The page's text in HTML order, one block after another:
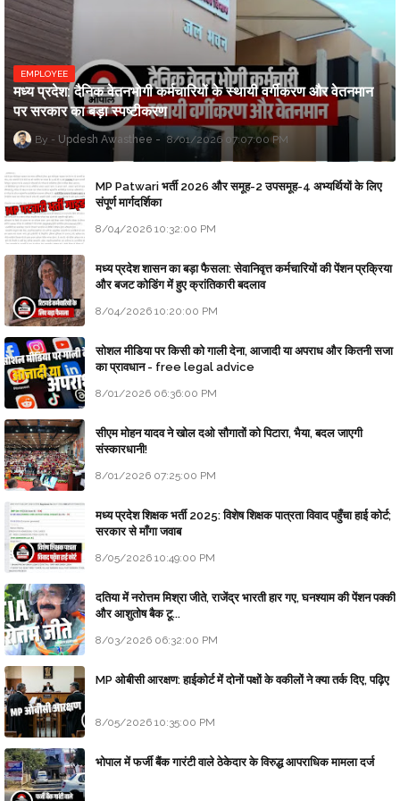
EMPLOYEE
मध्य प्रदेश: दैनिक वेतनभोगी कर्मचारियों के स्थायी वर्गीकरण और वेतनमान
पर सरकार का बड़ा स्पष्टीकरण
Updesh Awasthee 8/01/2026 07:07:00 PM
MP Patwari भर्ती 2026 और समूह-2 उपसमूह-4 अभ्यर्थियों के लिए
संपूर्ण मार्गदर्शिका
8/04/2026 10:32:00 PM
मध्य प्रदेश शासन का बड़ा फैसला: सेवानिवृत्त कर्मचारियों की पेंशन प्रक्रिया
और बजट कोडिंग में हुए क्रांतिकारी बदलाव
8/04/2026 10:20:00 PM
सोशल मीडिया पर किसी को गाली देना, आजादी या अपराध और कितनी सजा
का प्रावधान - free legal advice
8/01/2026 06:36:00 PM
सीएम मोहन यादव ने खोल दओ सौगातों को पिटारा, भैया, बदल जाएगी
संस्कारधानी!
8/01/2026 07:25:00 PM
मध्य प्रदेश शिक्षक भर्ती 2025: विशेष शिक्षक पात्रता विवाद पहुँचा हाई कोर्ट;
सरकार से माँगा जवाब
8/05/2026 10:49:00 PM
दतिया में नरोत्तम मिश्रा जीते, राजेंद्र भारती हार गए, घनश्याम की पेंशन पक्की
और आशुतोष बैक टू...
8/03/2026 06:32:00 PM
MP ओबीसी आरक्षण: हाईकोर्ट में दोनों पक्षों के वकीलों ने क्या तर्क दिए, पढ़िए
8/05/2026 10:35:00 PM
भोपाल में फर्जी बैंक गारंटी वाले ठेकेदार के विरुद्ध आपराधिक मामला दर्ज